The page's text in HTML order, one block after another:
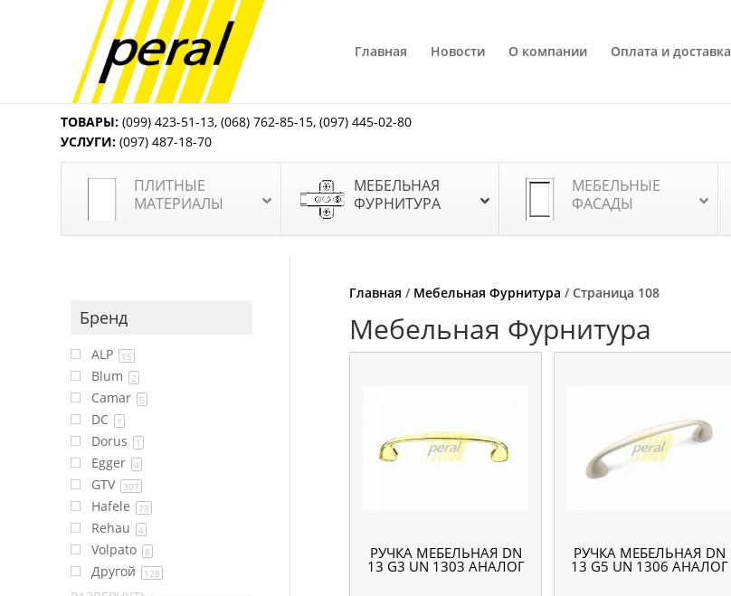
Главная Новости О компании Оплата и доставка
ТОВАРЫ: (099) 423-51-13,(068) 762-85-15,(097) 445-02-80
УСЛУГИ: (097) 487-18-70
ПЛИТНЫЕ
МАТЕРИАЛЫ
МЕБЕЛЬНАЯ
ФУРНИТУРА
МЕБЕЛЬНЫЕ
ФАСАДЫ
Главная / Мебельная Фурнитура / Страница 108
Мебельная Фурнитура
РУЧКА МЕБЕЛЬНАЯ DN
13 G3 UN 1303 АНАЛОГ
РУЧКА МЕБЕЛЬНАЯ DN
13 G5 UN 1306 АНАЛОГ
Бренд
ALP 15
Blum 2
Camar 5
DC 1
Dorus 1
Egger 4
GTV 307
Hafele 73
Rehau 4
Volpato 8
Другой 128